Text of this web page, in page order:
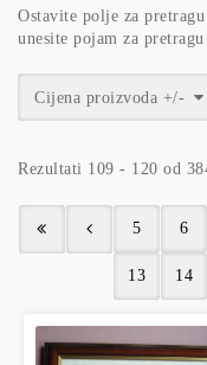
Ostavite polje za
unesite pojam za
Cijena proizvoda +/-
Rezultati 109 - 120 od
5 6
13 14